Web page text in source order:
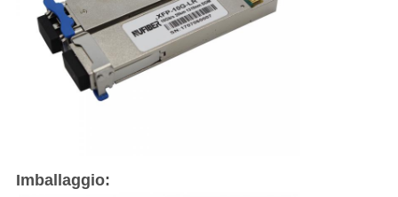
Imballaggio: